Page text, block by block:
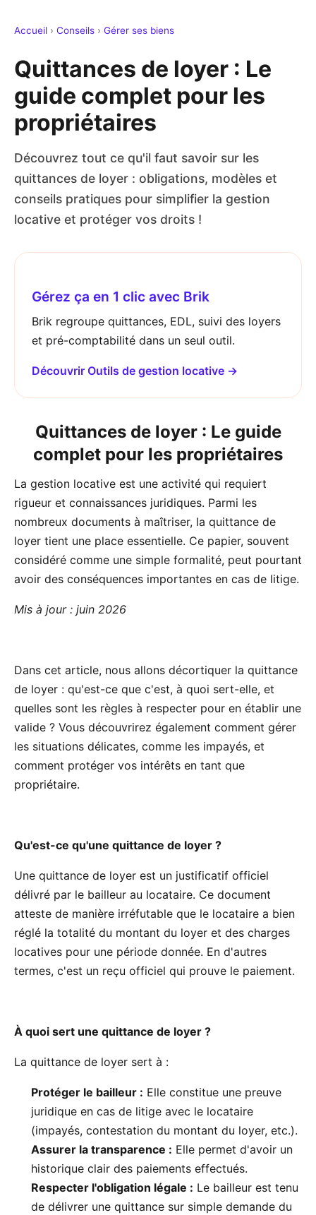
Accueil › Conseils › Gérer ses biens
Quittances de loyer : Le
guide complet pour les
propriétaires
Découvrez tout ce qu'il faut savoir sur les
quittances de loyer : obligations, modèles et
conseils pratiques pour simplifier la gestion
locative et protéger vos droits !
Gérez ça en 1 clic avec Brik
Brik regroupe quittances, EDL, suivi des loyers
et pré-comptabilité dans un seul outil.
Découvrir Outils de gestion locative →
Quittances de loyer : Le guide
complet pour les propriétaires
La gestion locative est une activité qui requiert
rigueur et connaissances juridiques. Parmi les
nombreux documents à maîtriser, la quittance de
loyer tient une place essentielle. Ce papier, souvent
considéré comme une simple formalité, peut pourtant
avoir des conséquences importantes en cas de litige.
Mis à jour : juin 2026
Dans cet article, nous allons décortiquer la quittance
de loyer : qu'est-ce que c'est, à quoi sert-elle, et
quelles sont les règles à respecter pour en établir une
valide ? Vous découvrirez également comment gérer
les situations délicates, comme les impayés, et
comment protéger vos intérêts en tant que
propriétaire.
Qu'est-ce qu'une quittance de loyer ?
Une quittance de loyer est un justificatif officiel
délivré par le bailleur au locataire. Ce document
atteste de manière irréfutable que le locataire a bien
réglé la totalité du montant du loyer et des charges
locatives pour une période donnée. En d'autres
termes, c'est un reçu officiel qui prouve le paiement.
À quoi sert une quittance de loyer ?
La quittance de loyer sert à :
Protéger le bailleur : Elle constitue une preuve
juridique en cas de litige avec le locataire
(impayés, contestation du montant du loyer, etc.).
Assurer la transparence : Elle permet d'avoir un
historique clair des paiements effectués.
Respecter l'obligation légale : Le bailleur est tenu
de délivrer une quittance sur simple demande du